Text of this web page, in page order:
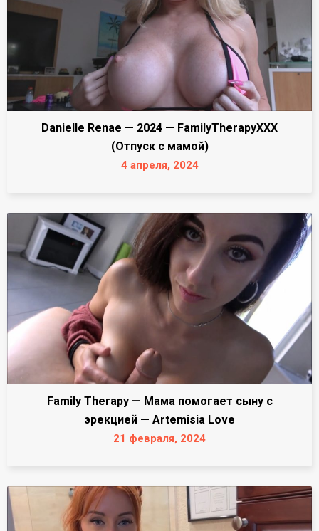
Danielle Renae — 2024 — FamilyTherapyXXX
(Отпуск с мамой)
4 апреля, 2024
Family Therapy — Мама помогает сыну с
эрекцией — Artemisia Love
21 февраля, 2024